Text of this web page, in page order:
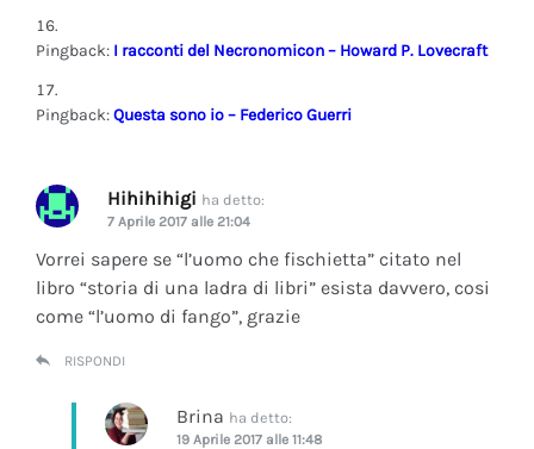
Pingback: I racconti del Necronomicon – Howard P. Lovecraft
Pingback:Questa sono io – Federico Guerri
Hihihihigi ha detto:
7 Aprile 2017 alle 21:04
Vorrei sapere se “l’uomo che fischietta” citato nel
libro “storia di una ladra di libri” esista davvero, cosi
come “l’uomo di fango”, grazie
RISPONDI
Brina ha detto:
19 Aprile 2017 alle 11:48